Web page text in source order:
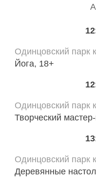
Одинцовский парк
Йога, 18+
Одинцовский парк
Творческий
Одинцовский парк
Деревянные